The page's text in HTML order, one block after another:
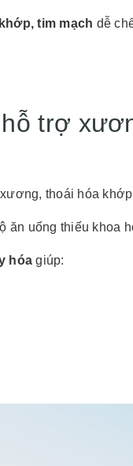
tim mạch dễ
trợ
thoái hóa
ăn uống thiếu khoa
hóa giúp: